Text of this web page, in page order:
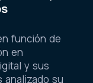
función de
en
y sus
analizado su